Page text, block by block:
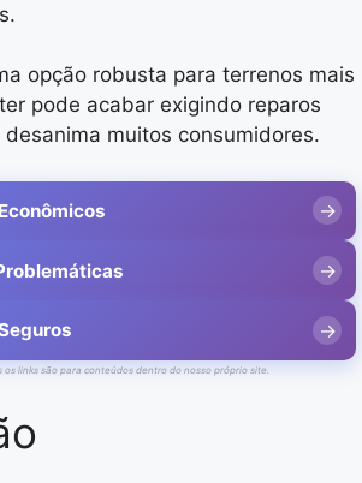
opção robusta para terrenos mais
pode acabar exigindo reparos
muitos consumidores.
os links são para conteúdos dentro do nosso próprio site.